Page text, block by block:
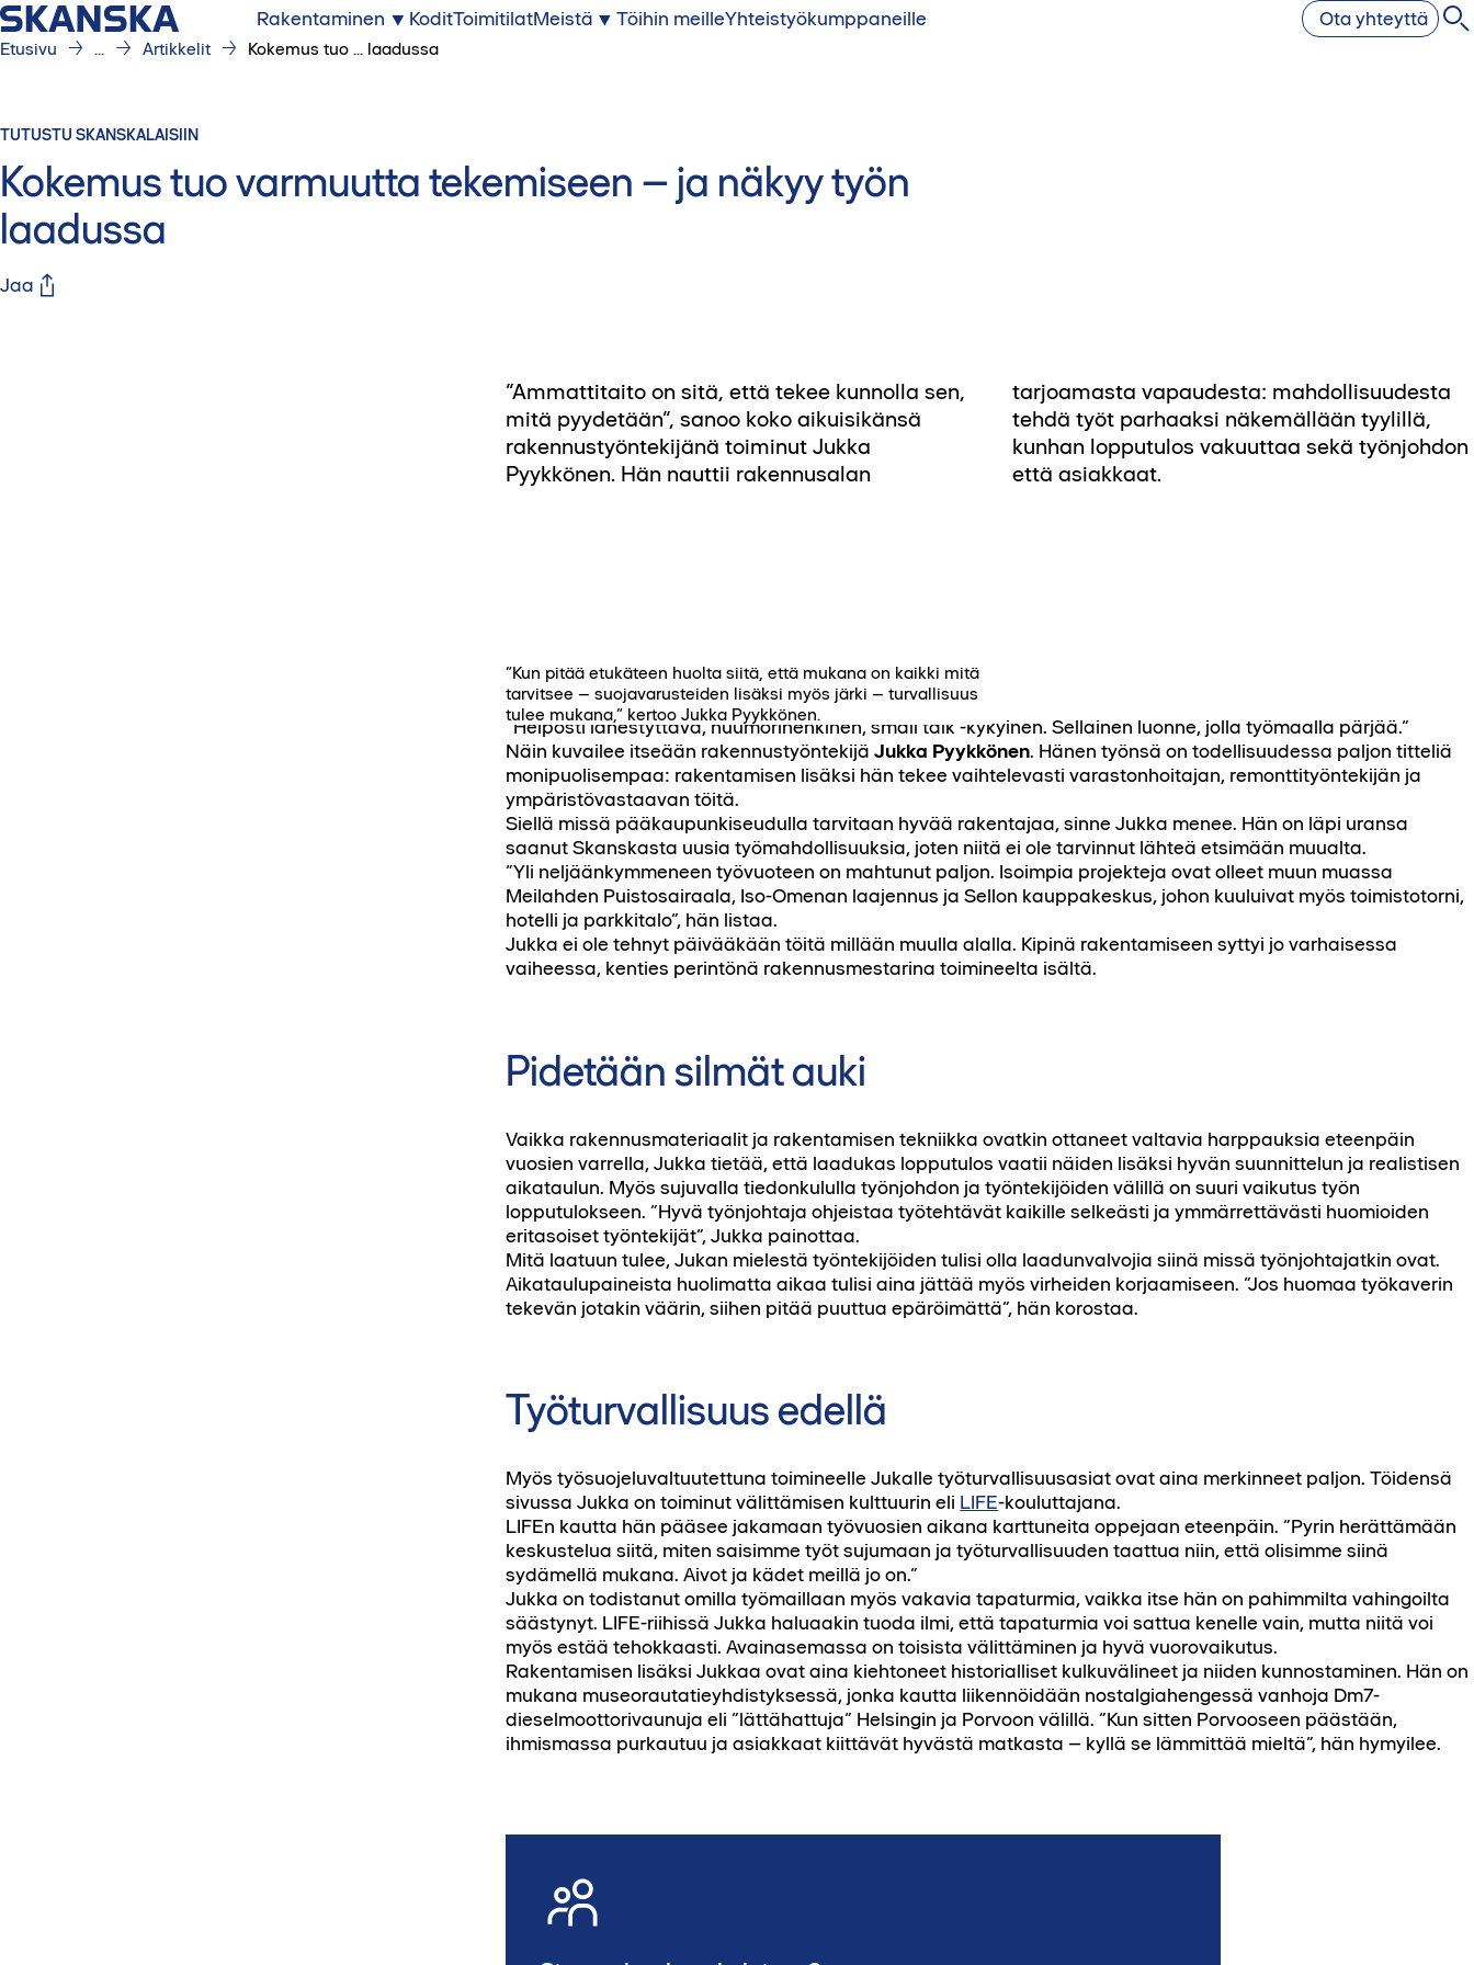
Rakentaminen KoditToimitilatMeistä Töihin meilleYhteistyökumppaneille Ota yhteyttä
Etusivu ... Artikkelit Kokemus tuo ... laadussa
TUTUSTU SKANSKALAISIIN
Kokemus tuo varmuutta tekemiseen – ja näkyy työn
laadussa
Jaa
”Ammattitaito on sitä, että tekee kunnolla sen,
mitä pyydetään”, sanoo koko aikuisikänsä
rakennustyöntekijänä toiminut Jukka
Pyykkönen. Hän nauttii rakennusalan
tarjoamasta vapaudesta: mahdollisuudesta
tehdä työt parhaaksi näkemällään tyylillä,
kunhan lopputulos vakuuttaa sekä työnjohdon
että asiakkaat.
”Kun pitää etukäteen huolta siitä, että mukana on kaikki mitä
tarvitsee – suojavarusteiden lisäksi myös järki – turvallisuus
tulee mukana,” kertoo Jukka Pyykkönen.
”Helposti lähestyttävä, huumorihenkinen, small talk -kykyi­nen. Sellainen luonne, jolla työmaalla pärjää.”
Näin ku­vailee itseään rakennustyöntekijäJukka Pyykkönen. Hänen työnsä on todellisuudessa paljon titteliä
monipuolisem­paa: rakentamisen lisäksi hän tekee vaihtelevasti varastonhoitajan, remonttityöntekijän ja
ympäristövastaavan töitä.
Siellä missä pääkaupunkiseudulla tarvitaan hyvää rakentajaa, sinne Jukka menee. Hän on läpi uransa
saanut Skanskasta uusia työmahdollisuuksia, joten niitä ei ole tarvinnut lähteä etsimään muualta.
”Yli neljäänkymmeneen työvuoteen on mahtunut paljon. Isoimpia projekteja ovat olleet muun muassa
Meilahden Puistosai­raala, Iso-Omenan laajennus ja Sellon kauppakeskus, johon kuuluivat myös toimistotorni,
hotelli ja parkkitalo”, hän listaa.
Jukka ei ole tehnyt päivääkään töitä millään muulla alalla. Kipi­nä rakentamiseen syttyi jo varhaisessa
vaiheessa, kenties perintönä rakennusmestarina toimineelta isältä.
Pidetään silmät auki
Vaikka rakennusmateriaalit ja rakentamisen tekniikka ovatkin ot­taneet valtavia harppauksia eteenpäin
vuosien varrella, Jukka tietää, että laadukas lopputulos vaatii näiden lisäksi hyvän suunnittelun ja realistisen
aikataulun. Myös sujuvalla tiedonkululla työnjohdon ja työntekijöiden välillä on suuri vaikutus työn
lopputulokseen. ”Hyvä työnjohtaja ohjeistaa työtehtävät kaikille selkeästi ja ymmär­rettävästi huomioiden
eritasoiset työntekijät”, Jukka painottaa.
Mitä laatuun tulee, Jukan mielestä työntekijöiden tulisi olla laadunvalvojia siinä missä työnjohtajatkin ovat.
Aikataulupaineista huolimatta aikaa tulisi aina jättää myös virheiden korjaamiseen. ”Jos huomaa työkaverin
tekevän jotakin väärin, siihen pitää puuttua epäröimättä”, hän korostaa.
Työturvallisuus edellä
Myös työsuojeluvaltuutettuna toimineelle Jukalle työturvallisuusasiat ovat aina merkinneet paljon. Töidensä
sivussa Jukka on toiminut välittämisen kulttuurin eli LIFE-kouluttajana.
LIFEn kautta hän pääsee jakamaan työvuosien aikana karttuneita oppejaan eteenpäin. ”Pyrin herättämään
keskustelua siitä, miten saisimme työt sujumaan ja työturvallisuuden taattua niin, että olisimme siinä
sydämellä mukana. Aivot ja kädet meillä jo on.”
Jukka on todistanut omilla työmaillaan myös vakavia tapaturmia, vaikka itse hän on pahimmilta vahingoilta
säästynyt. LIFE-riihissä Jukka haluaakin tuoda ilmi, että tapaturmia voi sattua kenelle vain, mutta niitä voi
myös estää tehokkaasti. Avainasemassa on toisista välittäminen ja hyvä vuorovaikutus.
Rakentamisen lisäksi Jukkaa ovat aina kiehtoneet historialliset kulkuvälineet ja niiden kunnostaminen. Hän on
mukana museorautatieyhdistyksessä, jonka kautta liikennöidään nostalgiahengessä vanhoja Dm7-
dieselmoottorivaunuja eli “lättähattuja” Helsingin ja Porvoon välillä. ”Kun sitten Porvooseen päästään,
ihmismassa purkautuu ja asiakkaat kiittävät hyvästä matkasta – kyllä se lämmittää mieltä”, hän hymyilee.